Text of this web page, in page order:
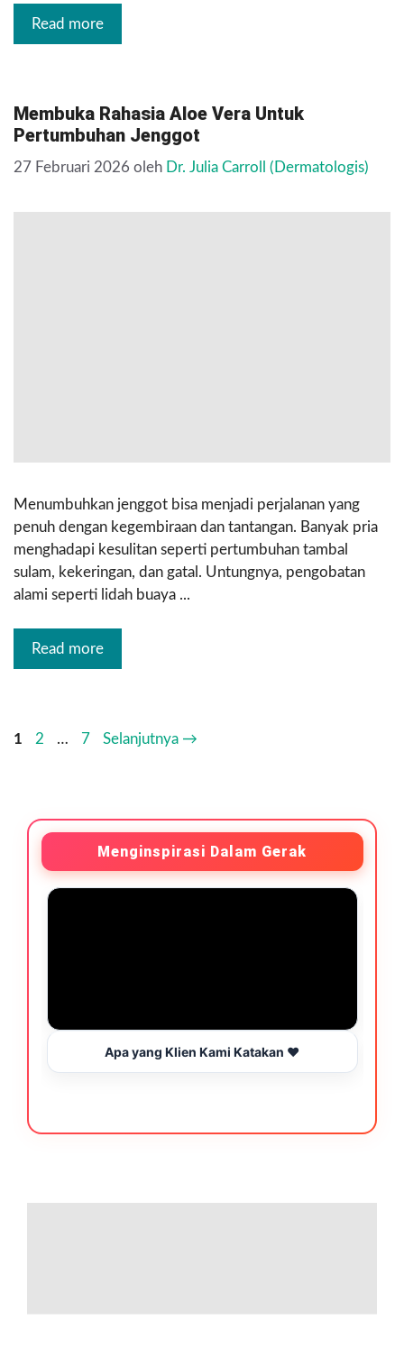
Read more
Membuka Rahasia Aloe Vera Untuk
Pertumbuhan Jenggot
27 Februari 2026 oleh Dr. Julia Carroll (Dermatologis)
Menumbuhkan jenggot bisa menjadi perjalanan yang
penuh dengan kegembiraan dan tantangan. Banyak pria
menghadapi kesulitan seperti pertumbuhan tambal
sulam, kekeringan, dan gatal. Untungnya, pengobatan
alami seperti lidah buaya ...
Read more
1 2 … 7 Selanjutnya →
Menginspirasi Dalam Gerak
Apa yang Klien Kami Katakan ❤️